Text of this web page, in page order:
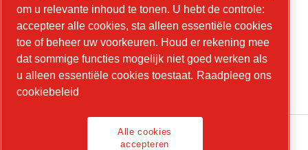
LinkedIn
YouTube
Instagram
om u relevante inhoud te tonen. U hebt de controle:
accepteer alle cookies, sta alleen essentiële cookies
toe of beheer uw voorkeuren. Houd er rekening mee
dat sommige functies mogelijk niet goed werken als
u alleen essentiële cookies toestaat. Raadpleeg ons
cookiebeleid
Alle cookies
accepteren